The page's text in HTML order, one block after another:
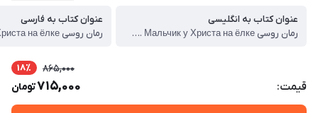
عنوان کتاب به انگلیسی
رمان روسی Бедные люди. Белые ночи. Мальчик у Христа на ёлке اثر داستایوفسکی -
عنوان کتاب به فارسی
قیمت:
865,000 18٪
715,000تومان